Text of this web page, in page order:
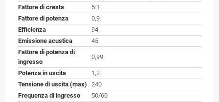
Fattore di cresta
5:1
Fattore di potenza
0,9
Efficienza
94
Emissione acustica
45
Fattore di potenza di
ingresso
0,99
Potenza in uscita
1,2
Tensione di uscita (max)
240
Frequenza di ingresso
50/60